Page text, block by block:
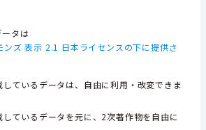
タは
ンズ 表示 2.1 日本ライセンスの下に提供さ
ているデータは、自由に利用・改変できま
ているデータを元に、2次著作物を自由に